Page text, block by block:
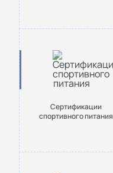
Сертификации
спортивного питания